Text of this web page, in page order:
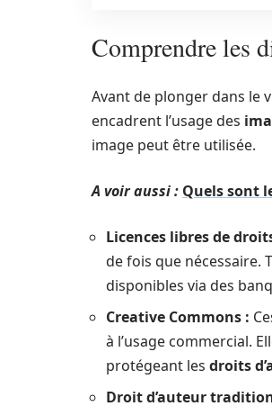
Comprendre les
Avant de plonger dans le
encadrent l’usage des
image peut être utilisée.
A voir aussi : Quels sont
Licences libres de
de fois que nécessaire.
disponibles via des
Creative Commons :
à l’usage commercial.
protégeant les droits
Droit d’auteur